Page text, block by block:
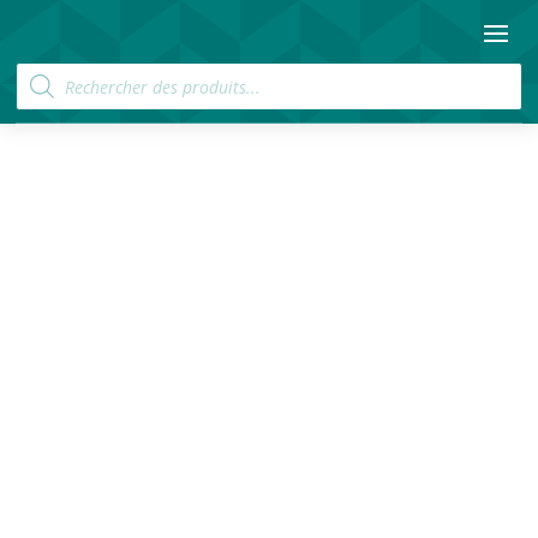
Recherche
de
produits